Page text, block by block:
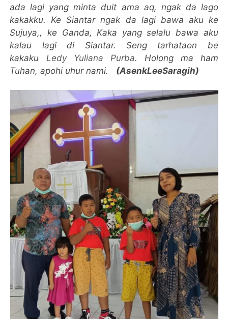
ada lagi yang minta duit ama aq, ngak da lago
kakakku. Ke Siantar ngak da lagi bawa aku ke
Sujuya,, ke Ganda, Kaka yang selalu bawa aku
kalau lagi di Siantar. Seng tarhataon be
kakaku Ledy Yuliana Purba. Holong ma ham
Tuhan, apohi uhur nami.
(AsenkLeeSaragih)